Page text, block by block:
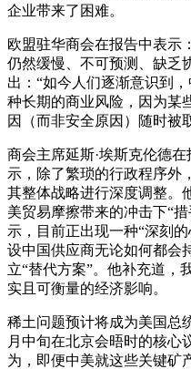
企业带来了困难。
欧盟驻华商会在报告中表示
仍然缓慢、不可预测、缺乏
出：“如今人们逐渐意识到
种长期的商业风险，因为某
因（而非安全原因）随时被
商会主席延斯·埃斯克伦德
示，除了繁琐的行政程序外
其整体战略进行深度调整。
美贸易摩擦带来的冲击下“
示，目前正出现一种“深刻
设中国供应商无论如何都会
立“替代方案”。他补充道，
实且可衡量的经济影响。
稀土问题预计将成为美国总
月中旬在北京会晤时的核心
为，即便中美就这些关键矿